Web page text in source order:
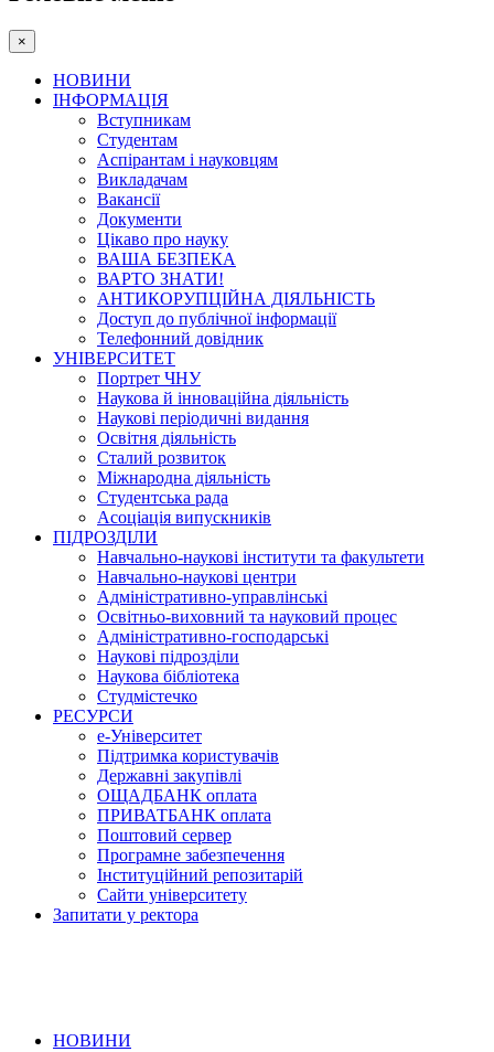
×
НОВИНИ
ІНФОРМАЦІЯ
Вступникам
Студентам
Аспірантам і науковцям
Викладачам
Вакансії
Документи
Цікаво про науку
ВАША БЕЗПЕКА
ВАРТО ЗНАТИ!
АНТИКОРУПЦІЙНА ДІЯЛЬНІСТЬ
Доступ до публічної інформації
Телефонний довідник
УНІВЕРСИТЕТ
Портрет ЧНУ
Наукова й інноваційна діяльність
Наукові періодичні видання
Освітня діяльність
Сталий розвиток
Міжнародна діяльність
Студентська рада
Асоціація випускників
ПІДРОЗДІЛИ
Навчально-наукові інститути та факультети
Навчально-наукові центри
Адміністративно-управлінські
Освітньо-виховний та науковий процес
Адміністративно-господарські
Наукові підрозділи
Наукова бібліотека
Студмістечко
РЕСУРСИ
е-Університет
Підтримка користувачів
Державні закупівлі
ОЩАДБАНК оплата
ПРИВАТБАНК оплата
Поштовий сервер
Програмне забезпечення
Інституційний репозитарій
Сайти університету
Запитати у ректора
НОВИНИ